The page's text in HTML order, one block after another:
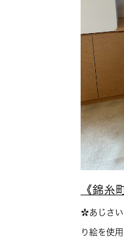
《錦糸
✿あじさい
り絵を使